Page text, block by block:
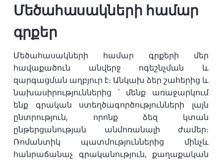
Մեծահասակների համար
գրքեր
Մեծահասակների համար գրքերի մեր
հավաքածուն անվերջ ոգեշնչման և
զարգացման աղբյուր է։ Անկախ ձեր շահերից և
նախասիրություններից ՝ մենք առաջարկում
ենք գրական ստեղծագործությունների լայն
ընտրություն, որոնք ձեզ կտան
ընթերցանության անմոռանալի ժամեր։
Ռոմանտիկ պատմություններից մինչև
հանրաճանաչ գրականություն, քաղաքական